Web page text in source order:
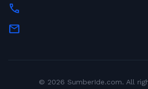
call
mail
© 2026 SumberIde.com. All